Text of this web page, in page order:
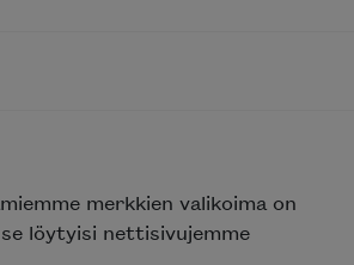
merkkien valikoima on
löytyisi nettisivujemme